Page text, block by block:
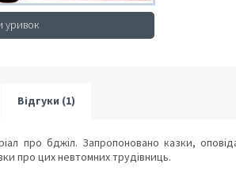
уривок
Відгуки (1)
про бджіл. Запропоновано казки,
про цих невтомних трудівниць.